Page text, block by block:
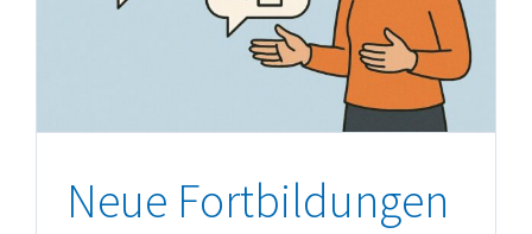
Neue Fortbildungen